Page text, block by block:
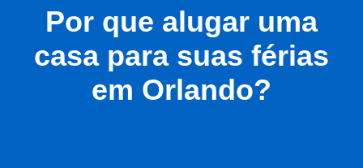
Por que alugar uma
casa para suas férias
em Orlando?